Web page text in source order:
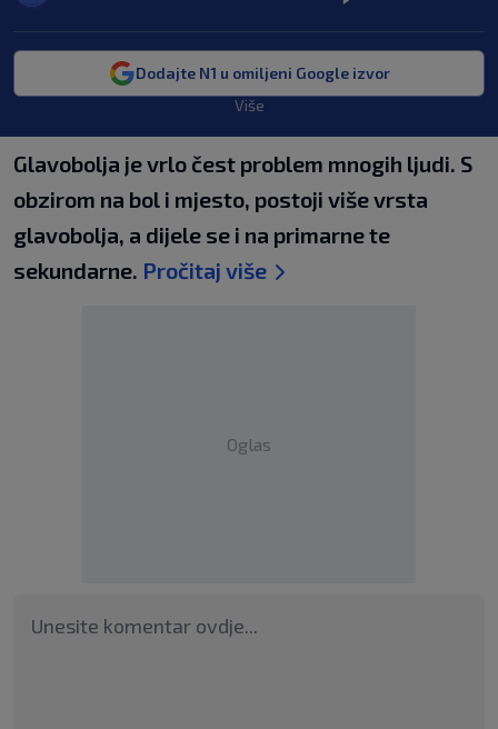
Dodajte N1 u omiljeni Google izvor
Više
Glavobolja je vrlo čest problem mnogih ljudi. S
obzirom na bol i mjesto, postoji više vrsta
glavobolja, a dijele se i na primarne te
sekundarne. Pročitaj više
Oglas